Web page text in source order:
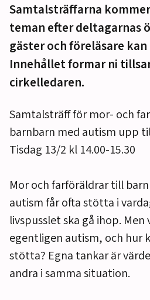
Samtalsträffarna
teman efter deltagarnas
gäster och föreläsare kan
Innehållet formar ni
cirkelledaren.
Samtalsträff för mor- och
barnbarn med autism upp
Tisdag 13/2 kl 14.00-15.30
Mor och farföräldrar till
autism får ofta stötta i
livspusslet ska gå ihop. Men
egentligen autism, och hur
stötta? Egna tankar är
andra i samma situation.